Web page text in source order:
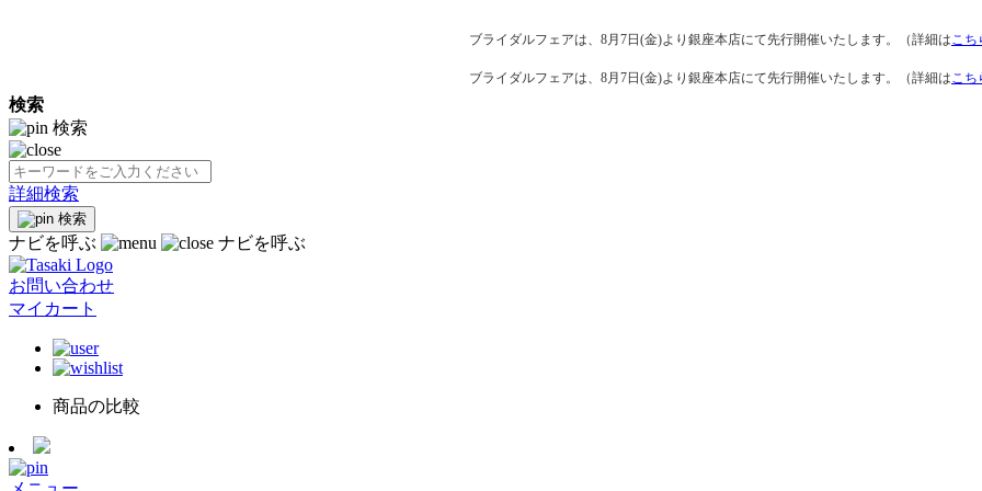
ブライダルフェアは、8月7日(金)より銀座本店にて先行開催いたします。（詳細はこち
ブライダルフェアは、8月7日(金)より銀座本店にて先行開催いたします。（詳細はこち
検索
検索
詳細検索
検索
ナビを呼ぶ ナビを呼ぶ
お問い合わせ
マイカート
商品の比較